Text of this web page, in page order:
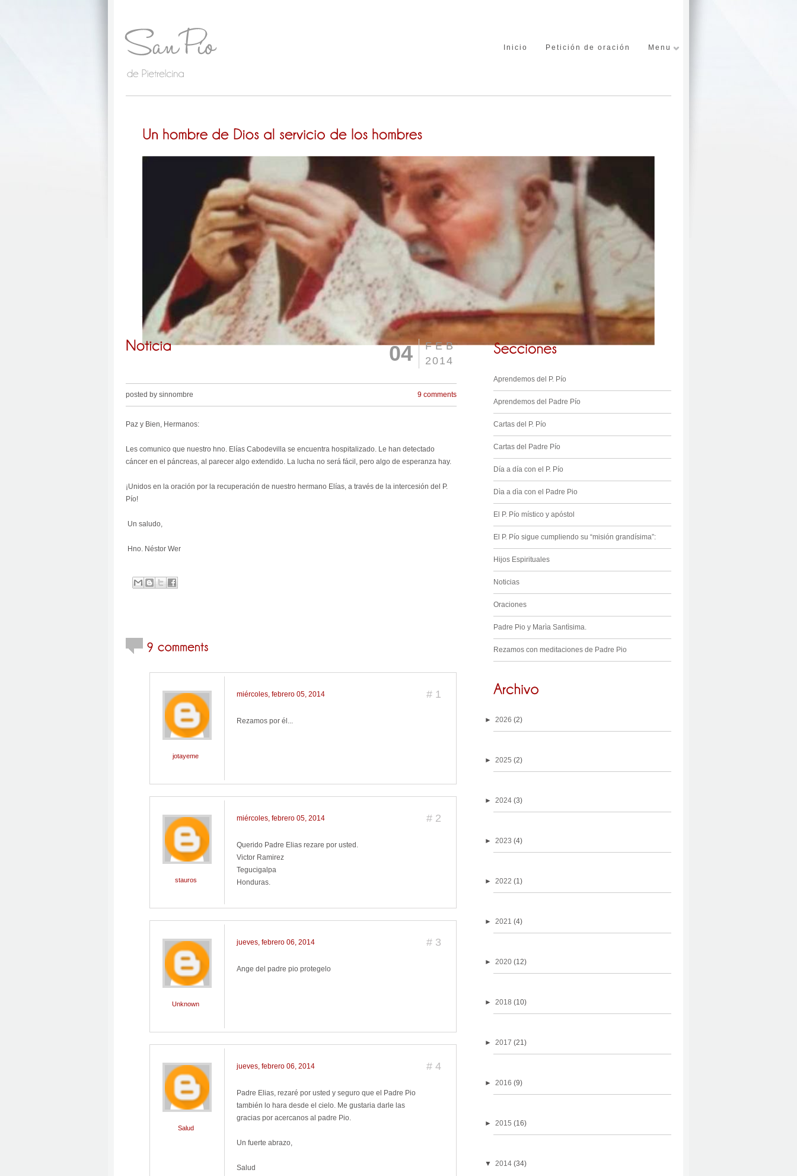
Inicio Petición de oración Menu
FEB
2014
04
posted by sinnombre 9 comments
Paz y Bien, Hermanos:
Les comunico que nuestro hno. Elías Cabodevilla se encuentra hospitalizado. Le han detectado
cáncer en el páncreas, al parecer algo extendido. La lucha no será fácil, pero algo de esperanza hay.
¡Unidos en la oración por la recuperación de nuestro hermano Elías, a través de la intercesión del P.
Pío!
Un saludo,
Hno. Néstor Wer
jotayeme
miércoles, febrero 05, 2014 # 1
Rezamos por él...
stauros
miércoles, febrero 05, 2014 # 2
Querido Padre Elias rezare por usted.
Victor Ramirez
Tegucigalpa
Honduras.
Unknown
jueves, febrero 06, 2014 # 3
Ange del padre pio protegelo
Salud
jueves, febrero 06, 2014 # 4
Padre Elias, rezaré por usted y seguro que el Padre Pio
también lo hara desde el cielo. Me gustaria darle las
gracias por acercanos al padre Pio.
Un fuerte abrazo,
Salud
Aprendemos del P. Pío
Aprendemos del Padre Pío
Cartas del P. Pío
Cartas del Padre Pío
Día a día con el P. Pío
Dìa a dìa con el Padre Pio
El P. Pío místico y apóstol
El P. Pío sigue cumpliendo su “misión grandísima”:
Hijos Espirituales
Noticias
Oraciones
Padre Pio y Marìa Santìsima.
Rezamos con meditaciones de Padre Pio
► 2026 (2)
► 2025 (2)
► 2024 (3)
► 2023 (4)
► 2022 (1)
► 2021 (4)
► 2020 (12)
► 2018 (10)
► 2017 (21)
► 2016 (9)
► 2015 (16)
▼ 2014 (34)